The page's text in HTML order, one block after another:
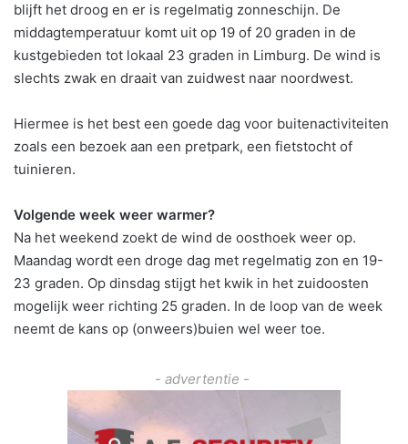
blijft het droog en er is regelmatig zonneschijn. De
middagtemperatuur komt uit op 19 of 20 graden in de
kustgebieden tot lokaal 23 graden in Limburg. De wind is
slechts zwak en draait van zuidwest naar noordwest.
Hiermee is het best een goede dag voor buitenactiviteiten
zoals een bezoek aan een pretpark, een fietstocht of
tuinieren.
Volgende week weer warmer?
Na het weekend zoekt de wind de oosthoek weer op.
Maandag wordt een droge dag met regelmatig zon en 19-
23 graden. Op dinsdag stijgt het kwik in het zuidoosten
mogelijk weer richting 25 graden. In de loop van de week
neemt de kans op (onweers)buien wel weer toe.
- advertentie -